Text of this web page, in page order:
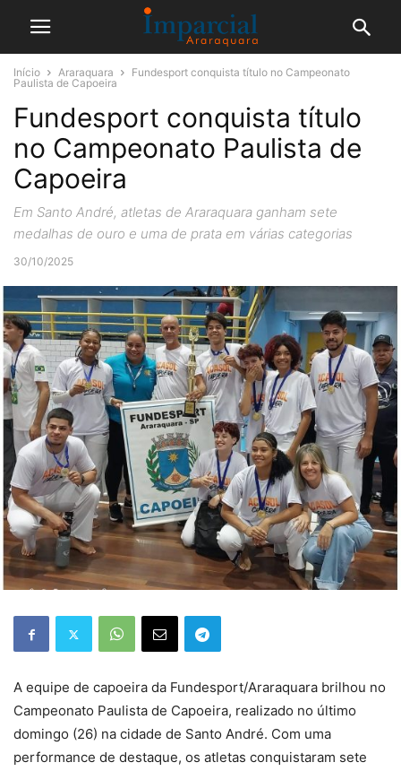
Início Araraquara
Fundesport conquista título no Campeonato
Paulista de Capoeira
Fundesport conquista título
no Campeonato Paulista de
Capoeira
Em Santo André, atletas de Araraquara ganham sete
medalhas de ouro e uma de prata em várias categorias
30/10/2025
A equipe de capoeira da Fundesport/Araraquara brilhou no
Campeonato Paulista de Capoeira, realizado no último
domingo (26) na cidade de Santo André. Com uma
performance de destaque, os atletas conquistaram sete